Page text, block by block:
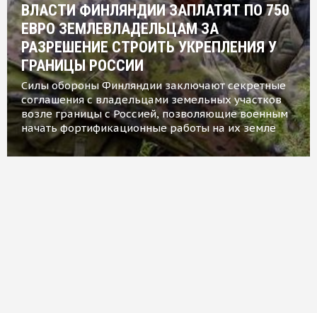
ВЛАСТИ ФИНЛЯНДИИ ЗАПЛАТЯТ ПО 750
ЕВРО ЗЕМЛЕВЛАДЕЛЬЦАМ ЗА
РАЗРЕШЕНИЕ СТРОИТЬ УКРЕПЛЕНИЯ У
ГРАНИЦЫ РОССИИ
Силы обороны Финляндии заключают секретные
соглашения с владельцами земельных участков
возле границы с Россией, позволяющие военным
начать фортификационные работы на их земле